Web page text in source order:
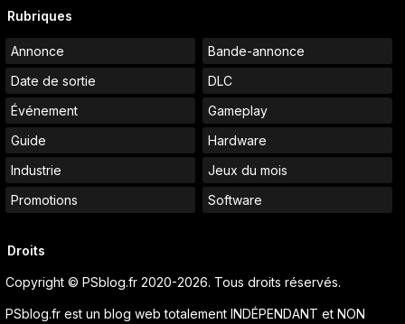
Rubriques
Annonce
Bande-annonce
Date de sortie
DLC
Événement
Gameplay
Guide
Hardware
Industrie
Jeux du mois
Promotions
Software
Droits
Copyright © PSblog.fr 2020-2026. Tous droits réservés.
PSblog.fr est un blog web totalement INDÉPENDANT et NON